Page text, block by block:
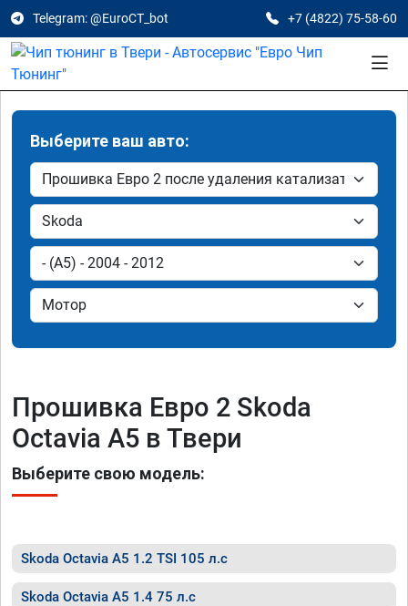
Telegram: @EuroCT_bot +7 (4822) 75-58-60
Выберите ваш авто:
Прошивка Евро 2 Skoda
Octavia A5 в Твери
Выберите свою модель:
Skoda Octavia A5 1.2 TSI 105 л.с
Skoda Octavia A5 1.4 75 л.с